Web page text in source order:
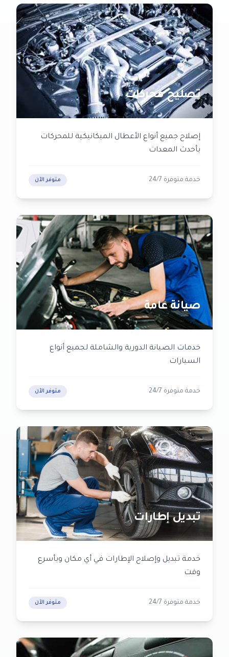
تصليح محركات
إصلاح جميع أنواع الأعطال الميكانيكية للمحركات
بأحدث المعدات
خدمة متوفرة 24/7 متوفر الآن
صيانة عامة
خدمات الصيانة الدورية والشاملة لجميع أنواع
السيارات
خدمة متوفرة 24/7 متوفر الآن
تبديل إطارات
خدمة تبديل وإصلاح الإطارات في أي مكان وبأسرع
وقت
خدمة متوفرة 24/7 متوفر الآن